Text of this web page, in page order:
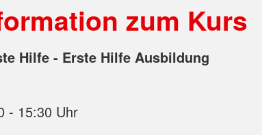
zum Kurs
Hilfe - Erste Hilfe Ausbildung
21.12.2026 , 08:00 - 15:30 Uhr